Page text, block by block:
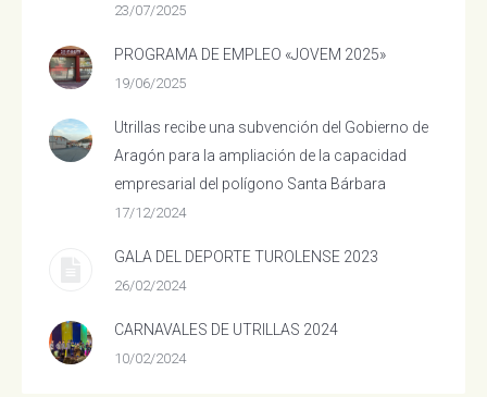
23/07/2025
PROGRAMA DE EMPLEO «JOVEM 2025»
19/06/2025
Utrillas recibe una subvención del Gobierno de
Aragón para la ampliación de la capacidad
empresarial del polígono Santa Bárbara
17/12/2024
GALA DEL DEPORTE TUROLENSE 2023
26/02/2024
CARNAVALES DE UTRILLAS 2024
10/02/2024